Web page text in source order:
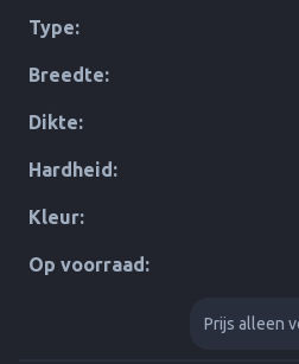
Type:
Breedte:
Dikte:
Hardheid:
Kleur:
Op voorraad:
Prijs alleen